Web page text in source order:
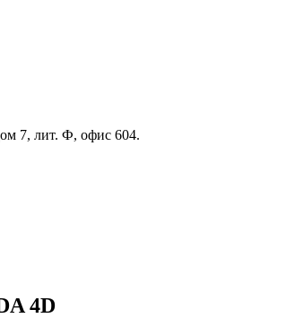
7, лит. Ф, офис 604.
4D